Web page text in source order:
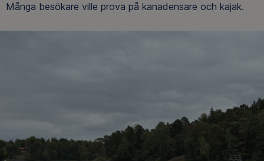
Många besökare ville prova på kanadensare och kajak.